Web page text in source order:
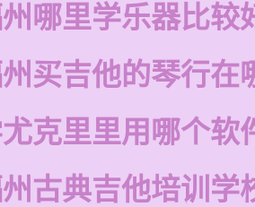
哪里学乐器比较
买吉他的琴行在
克里里用哪个软
古典吉他培训学